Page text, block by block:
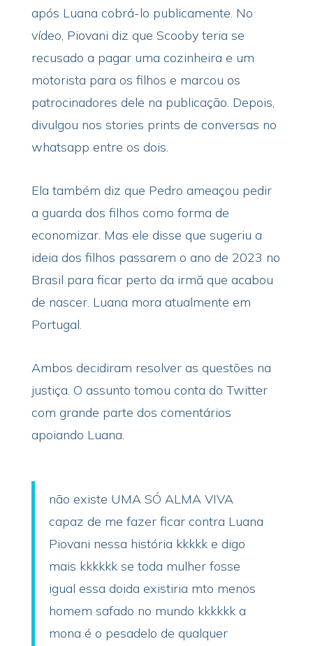
após Luana cobrá-lo publicamente. No
vídeo, Piovani diz que Scooby teria se
recusado a pagar uma cozinheira e um
motorista para os filhos e marcou os
patrocinadores dele na publicação. Depois,
divulgou nos stories prints de conversas no
whatsapp entre os dois.
Ela também diz que Pedro ameaçou pedir
a guarda dos filhos como forma de
economizar. Mas ele disse que sugeriu a
ideia dos filhos passarem o ano de 2023 no
Brasil para ficar perto da irmã que acabou
de nascer. Luana mora atualmente em
Portugal.
Ambos decidiram resolver as questões na
justiça. O assunto tomou conta do Twitter
com grande parte dos comentários
apoiando Luana.
não existe UMA SÓ ALMA VIVA
capaz de me fazer ficar contra Luana
Piovani nessa história kkkkk e digo
mais kkkkkk se toda mulher fosse
igual essa doida existiria mto menos
homem safado no mundo kkkkkk a
mona é o pesadelo de qualquer